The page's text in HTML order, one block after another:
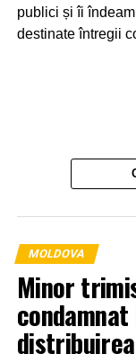
publici și îi
destinate întregii
MOLDOVA
Minor